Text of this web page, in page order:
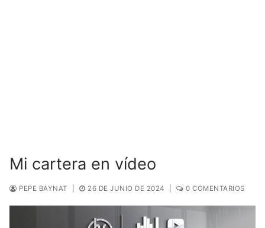
Mi cartera en vídeo
PEPE BAYNAT 26 DE JUNIO DE 2024 0 COMENTARIOS